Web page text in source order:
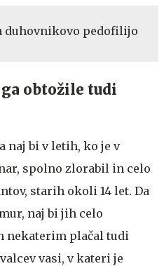
duhovnikovo pedofilijo
obtožile tudi
naj bi v letih, ko je v
spolno zlorabil in celo
starih okoli 14 let. Da
naj bi jih celo
nekaterim plačal tudi
vasi, v kateri je